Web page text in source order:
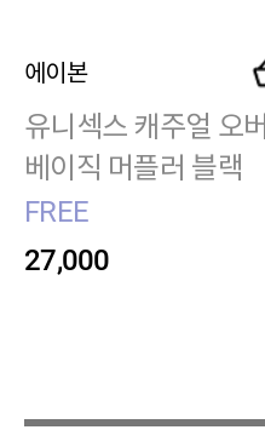
에이본
유니섹스 캐주얼 오버
베이직 머플러 블랙
FREE
27,000